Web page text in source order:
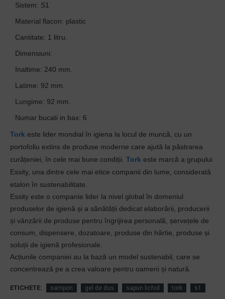
Sistem: S1
Material flacon: plastic
Cantitate: 1 litru.
Dimensiuni:
Inaltime: 240 mm.
Latime: 92 mm.
Lungime: 92 mm.
Numar bucati in bax: 6
Tork este lider mondial în igiena la locul de muncă, cu un
portofoliu extins de produse moderne care ajută la păstrarea
curățeniei, în cele mai bune condiții. Tork este marcă a grupului
Essity, una dintre cele mai etice companii din lume, considerată
etalon în sustenabilitate.
Essity este o companie lider la nivel global în domeniul
produselor de igienă și a sănătății dedicat elaborării, producerii
și vânzării de produse pentru îngrijirea personală, șervețele de
consum, dispensere, dozatoare, produse din hârtie, produse și
soluții de igienă profesionale.
Acțiunile companiei au la bază un model sustenabil, care se
concentrează pe a crea valoare pentru oameni și natură.
ETICHETE: sampon gel de dus sapun lichid tork s1